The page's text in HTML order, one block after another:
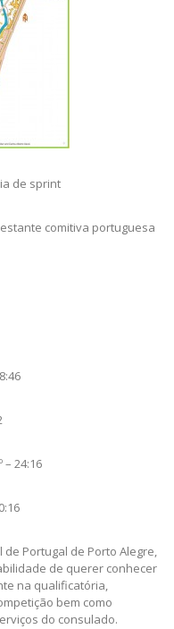
de sprint
comitiva portuguesa
– 24:16
Portugal de Porto Alegre,
de querer conhecer
na qualificatória,
bem como
do consulado.